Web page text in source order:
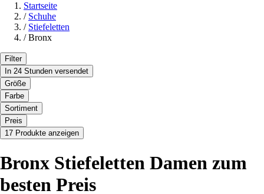
Startseite
/ Schuhe
/ Stiefeletten
/ Bronx
Filter
In 24 Stunden versendet
Größe
Farbe
Sortiment
Preis
17 Produkte anzeigen
Bronx Stiefeletten Damen zum
besten Preis